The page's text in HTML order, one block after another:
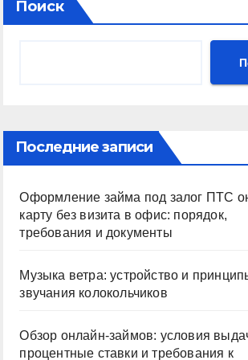
Поиск
Последние записи
Оформление займа под залог ПТС
карту без визита в офис: порядок,
требования и документы
Музыка ветра: устройство и
звучания колокольчиков
Обзор онлайн-займов: условия
процентные ставки и требования к